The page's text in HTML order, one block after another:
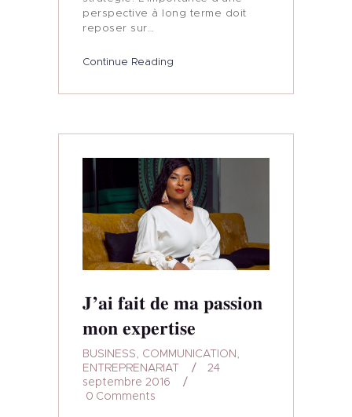
ML CONSULTING
ACCOMPAGNEMENT
BOUTIQUE
AUDITS
BRANDING
BLOG
CONTACT
perspective à long terme doit
reposer sur…
Continue Reading
J’ai fait de ma passion
mon expertise
BUSINESS, COMMUNICATION ,
ENTREPRENARIAT
24
septembre 2016
0 Comments